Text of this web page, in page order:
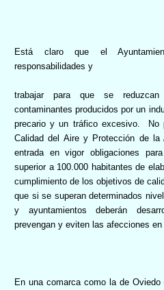
Está claro que el
responsabilidades y
trabajar para que se
contaminantes producidos por un
precario y un tráfico excesivo.
No
Calidad del Aire y Protección de la
entrada en vigor obligaciones
superior a 100.000 habitantes de
cumplimiento de los objetivos de
que si se superan determinados
y ayuntamientos deberán
prevengan y eviten las afecciones en
En una comarca como la de Oviedo